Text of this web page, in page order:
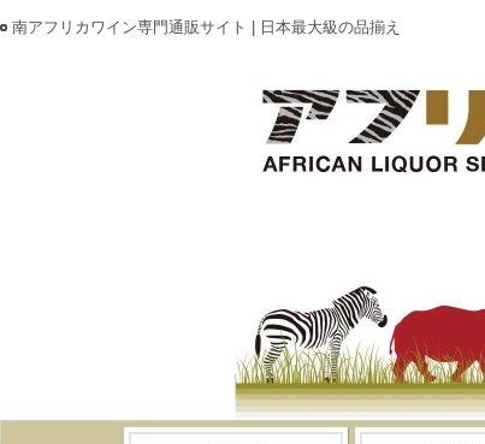
南アフリカワイン専門通販サイト | 日本最大級の品揃え